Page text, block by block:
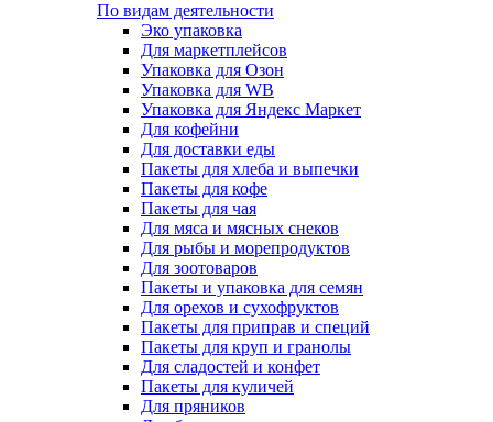
По видам деятельности
Эко упаковка
Для маркетплейсов
Упаковка для Озон
Упаковка для WB
Упаковка для Яндекс Маркет
Для кофейни
Для доставки еды
Пакеты для хлеба и выпечки
Пакеты для кофе
Пакеты для чая
Для мяса и мясных снеков
Для рыбы и морепродуктов
Для зоотоваров
Пакеты и упаковка для семян
Для орехов и сухофруктов
Пакеты для приправ и специй
Пакеты для круп и гранолы
Для сладостей и конфет
Пакеты для куличей
Для пряников